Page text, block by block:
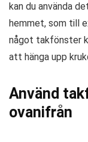
kan du använda
hemmet, som till
något takfönster
att hänga upp
Använd
ovanifrån